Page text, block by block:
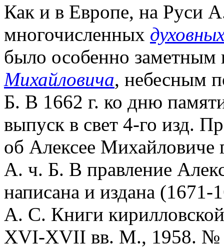
Как и в Европе, на Руси
многочисленных
было особенно заметным
Михайловича, небесным
Б. В 1662 г. ко дню
выпуск в свет 4-го изд.
об Алексее Михайловиче
А. ч. Б. В правление
написана и издана
А. С. Книги
XVI-XVII вв. М., 1958. №